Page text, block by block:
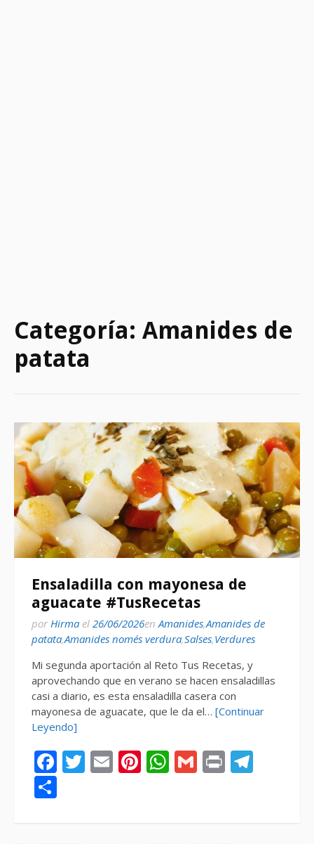
Categoría: Amanides de
patata
Ensaladilla con mayonesa de
aguacate #TusRecetas
por Hirma el 26/06/2026enAmanides,Amanides de
patata,Amanides només verdura,Salses,Verdures
Mi segunda aportación al Reto Tus Recetas, y
aprovechando que en verano se hacen ensaladillas
casi a diario, es esta ensaladilla casera con
mayonesa de aguacate, que le da el… [Continuar
Leyendo]
Facebook
Twitter
EmailPinterest
WhatsApp
Gmail
Print